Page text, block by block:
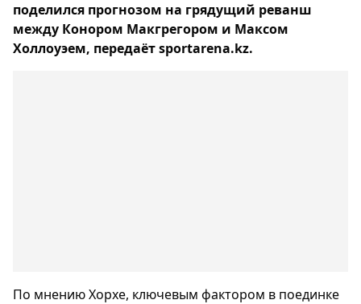
поделился прогнозом на грядущий реванш
между Конором Макгрегором и Максом
Холлоуэем, передаёт sportarena.kz.
По мнению Хорхе, ключевым фактором в поединке